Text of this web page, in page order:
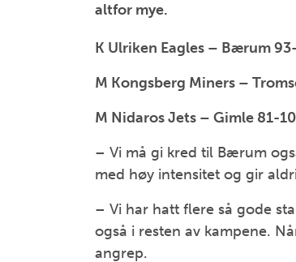
altfor mye.
K Ulriken Eagles – Bærum
M Kongsberg Miners –
M Nidaros Jets – Gimle 81-
– Vi må gi kred til Bærum
med høy intensitet og gir
– Vi har hatt flere så gode
også i resten av kampene.
angrep.